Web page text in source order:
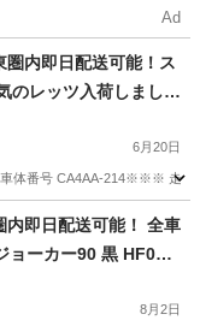
Ad
内即日配送可能！ス
レッツ入荷しました
すすめ！
6月20日
車体番号 CA4AA-214※※※
即日配送可能！ 全車
ョーカー90 黒 HF09
！ アメリカン！！２
け！ バッテリー新8月2日